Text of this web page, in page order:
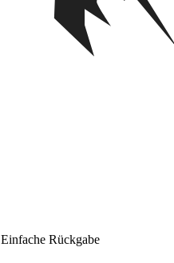
Einfache Rückgabe